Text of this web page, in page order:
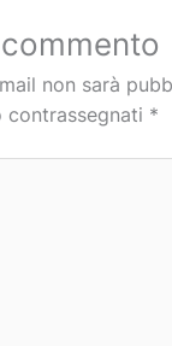
non sarà
*